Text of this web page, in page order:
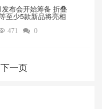
布会开始筹备 折叠
至少5款新品将亮相
471  0
下一页